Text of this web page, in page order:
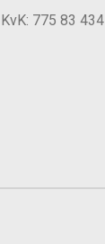
KvK: 775 83 434